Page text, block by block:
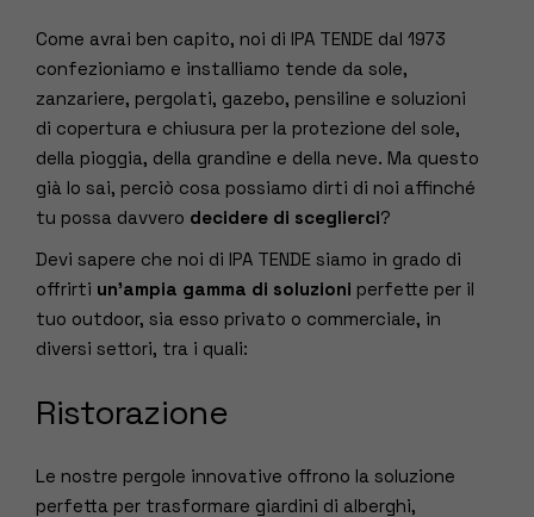
Come avrai ben capito, noi di IPA TENDE dal 1973
confezioniamo e installiamo tende da sole,
zanzariere, pergolati, gazebo, pensiline e soluzioni
di copertura e chiusura per la protezione del sole,
della pioggia, della grandine e della neve. Ma questo
già lo sai, perciò cosa possiamo dirti di noi affinché
tu possa davvero decidere di sceglierci?
Devi sapere che noi di IPA TENDE siamo in grado di
offrirti un’ampia gamma di soluzioni perfette per il
tuo outdoor, sia esso privato o commerciale, in
diversi settori, tra i quali:
Ristorazione
Le nostre pergole innovative offrono la soluzione
perfetta per trasformare giardini di alberghi,